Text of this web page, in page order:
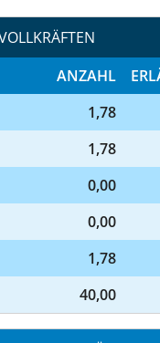
ANZAHL
1,78
1,78
0,00
0,00
1,78
40,00